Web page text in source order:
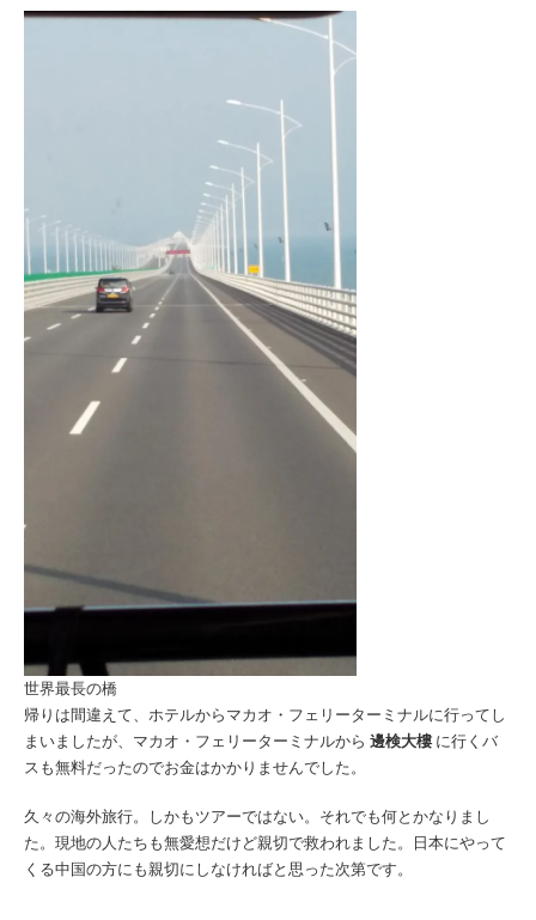
世界最長の橋
帰りは間違えて、ホテルからマカオ・フェリーターミナルに行ってし
まいましたが、マカオ・フェリーターミナルから 邊検大樓に行くバ
スも無料だったのでお金はかかりませんでした。
久々の海外旅行。しかもツアーではない。それでも何とかなりまし
た。現地の人たちも無愛想だけど親切で救われました。日本にやって
くる中国の方にも親切にしなければと思った次第です。